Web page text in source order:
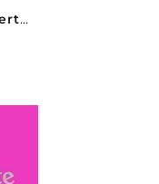
Femme, Vie, Liberte : Echos D'un Soulevement Revolutionnaire En Iran